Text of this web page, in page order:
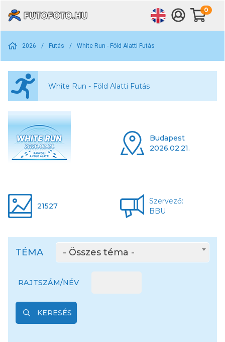
0
2026 / Futás / White Run - Föld Alatti Futás
White Run - Föld Alatti Futás
Budapest
2026.02.21.
21527
Szervező:
BBU
TÉMA - Összes téma -
RAJTSZÁM/NÉV
KERESÉS